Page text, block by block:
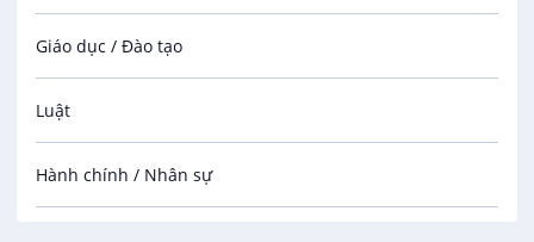
Giáo dục / Đào tạo
Luật
Hành chính / Nhân sự